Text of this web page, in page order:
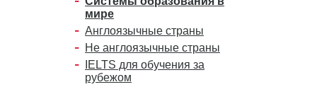
мире
Англоязычные страны
Не англоязычные страны
IELTS для обучения за
рубежом